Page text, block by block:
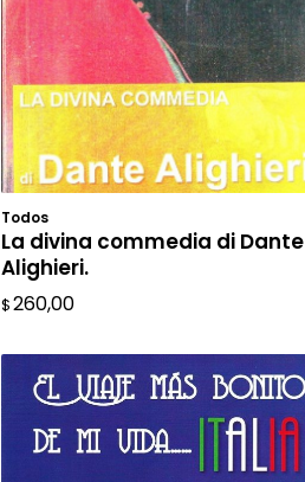
Todos
La divina commedia di Dante
Alighieri.
$260,00